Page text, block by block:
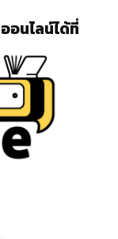
อนไลน์ได้ที่